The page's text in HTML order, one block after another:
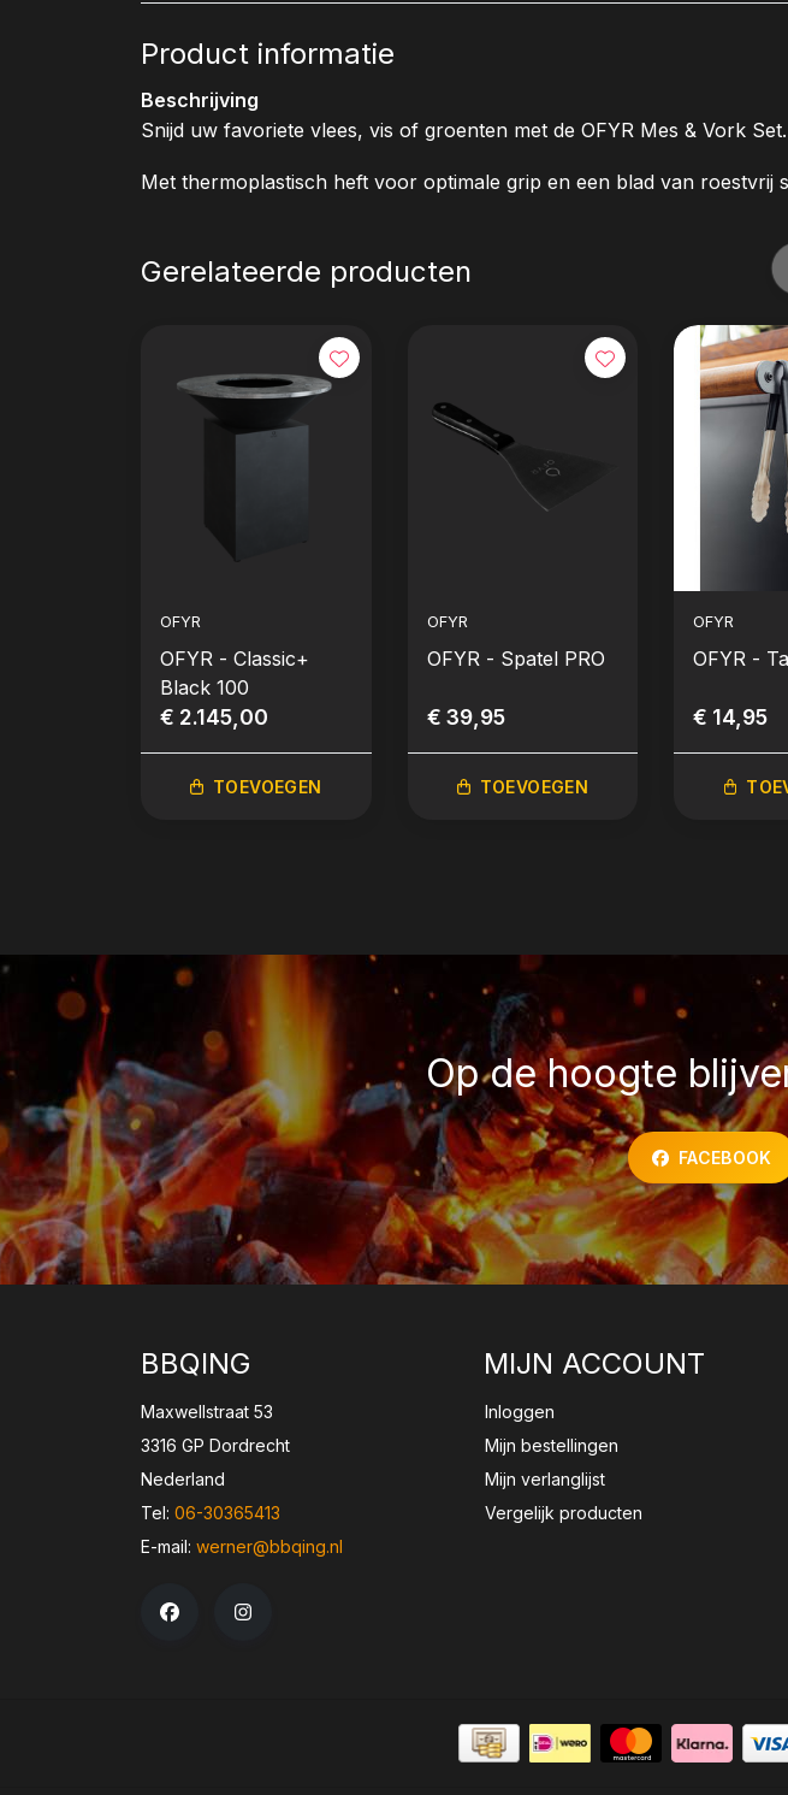
Product informatie
Beschrijving
Snijd uw favoriete vlees, vis of groenten met de OFYR Mes & Vork Set.
Met thermoplastisch heft voor optimale grip en een blad van roestvrij
Gerelateerde producten
OFYR
OFYR - Classic+
Black 100
€ 2.145,00
TOEVOEGEN
OFYR
OFYR - Spatel PRO
€ 39,95
TOEVOEGEN
OFYR
OFYR -
€ 14,95
Op de hoogte
FACEBOOK
BBQING
Maxwellstraat 53
3316 GP Dordrecht
Nederland
Tel: 06-30365413
E-mail: werner@bbqing.nl
MIJN ACCOUNT
Inloggen
Mijn bestellingen
Mijn verlanglijst
Vergelijk producten